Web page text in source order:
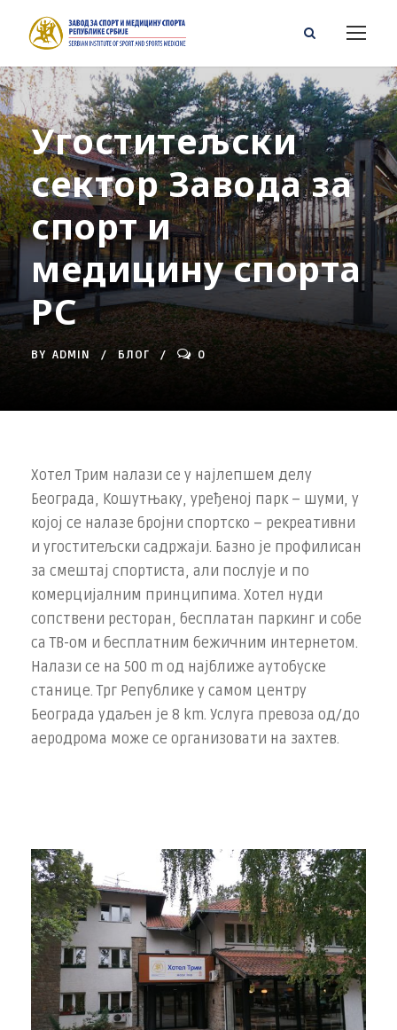
Угоститељски
сектор Завода за
спорт и
медицину спорта
РС
BY ADMIN БЛОГ 0
Хотел Трим налази се у најлепшем делу
Београда, Кошутњаку, уређеној парк – шуми, у
којој се налазе бројни спортско – рекреативни
и угоститељски садржаји. Базно је профилисан
за смештај спортиста, али послује и по
комерцијалним принципима. Хотел нуди
сопствени ресторан, бесплатан паркинг и собе
са ТВ-ом и бесплатним бежичним интернетом.
Налази се на 500 m од најближе аутобуске
станице. Трг Републике у самом центру
Београда удаљен је 8 km. Услуга превоза од/до
аеродрома може се организовати на захтев.